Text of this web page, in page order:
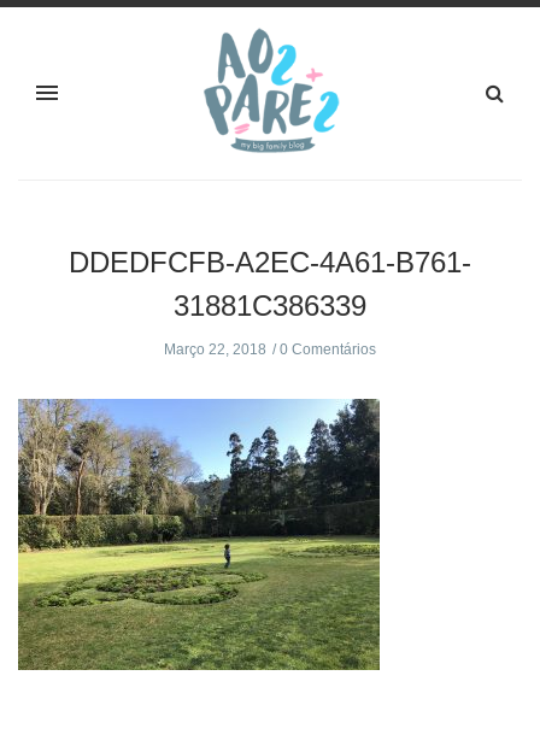
DDEDFCFB-A2EC-4A61-B761-
31881C386339
Março 22, 2018 0 Comentários